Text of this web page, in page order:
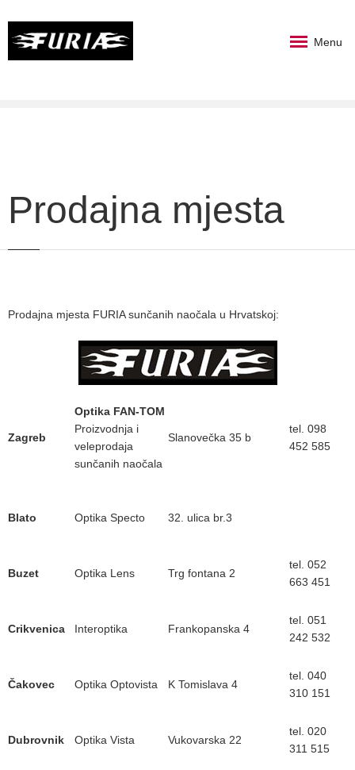
Menu
Prodajna mjesta
Prodajna mjesta FURIA sunčanih naočala u Hrvatskoj:
Zagreb
Optika FAN-TOM
Proizvodnja i
veleprodaja
sunčanih naočala
Slanovečka 35 b
tel. 098
452 585
Blato Optika Specto 32. ulica br.3
Buzet Optika Lens Trg fontana 2
tel. 052
663 451
Crikvenica Interoptika Frankopanska 4
tel. 051
242 532
Čakovec Optika Optovista K Tomislava 4
tel. 040
310 151
Dubrovnik Optika Vista Vukovarska 22
tel. 020
311 515